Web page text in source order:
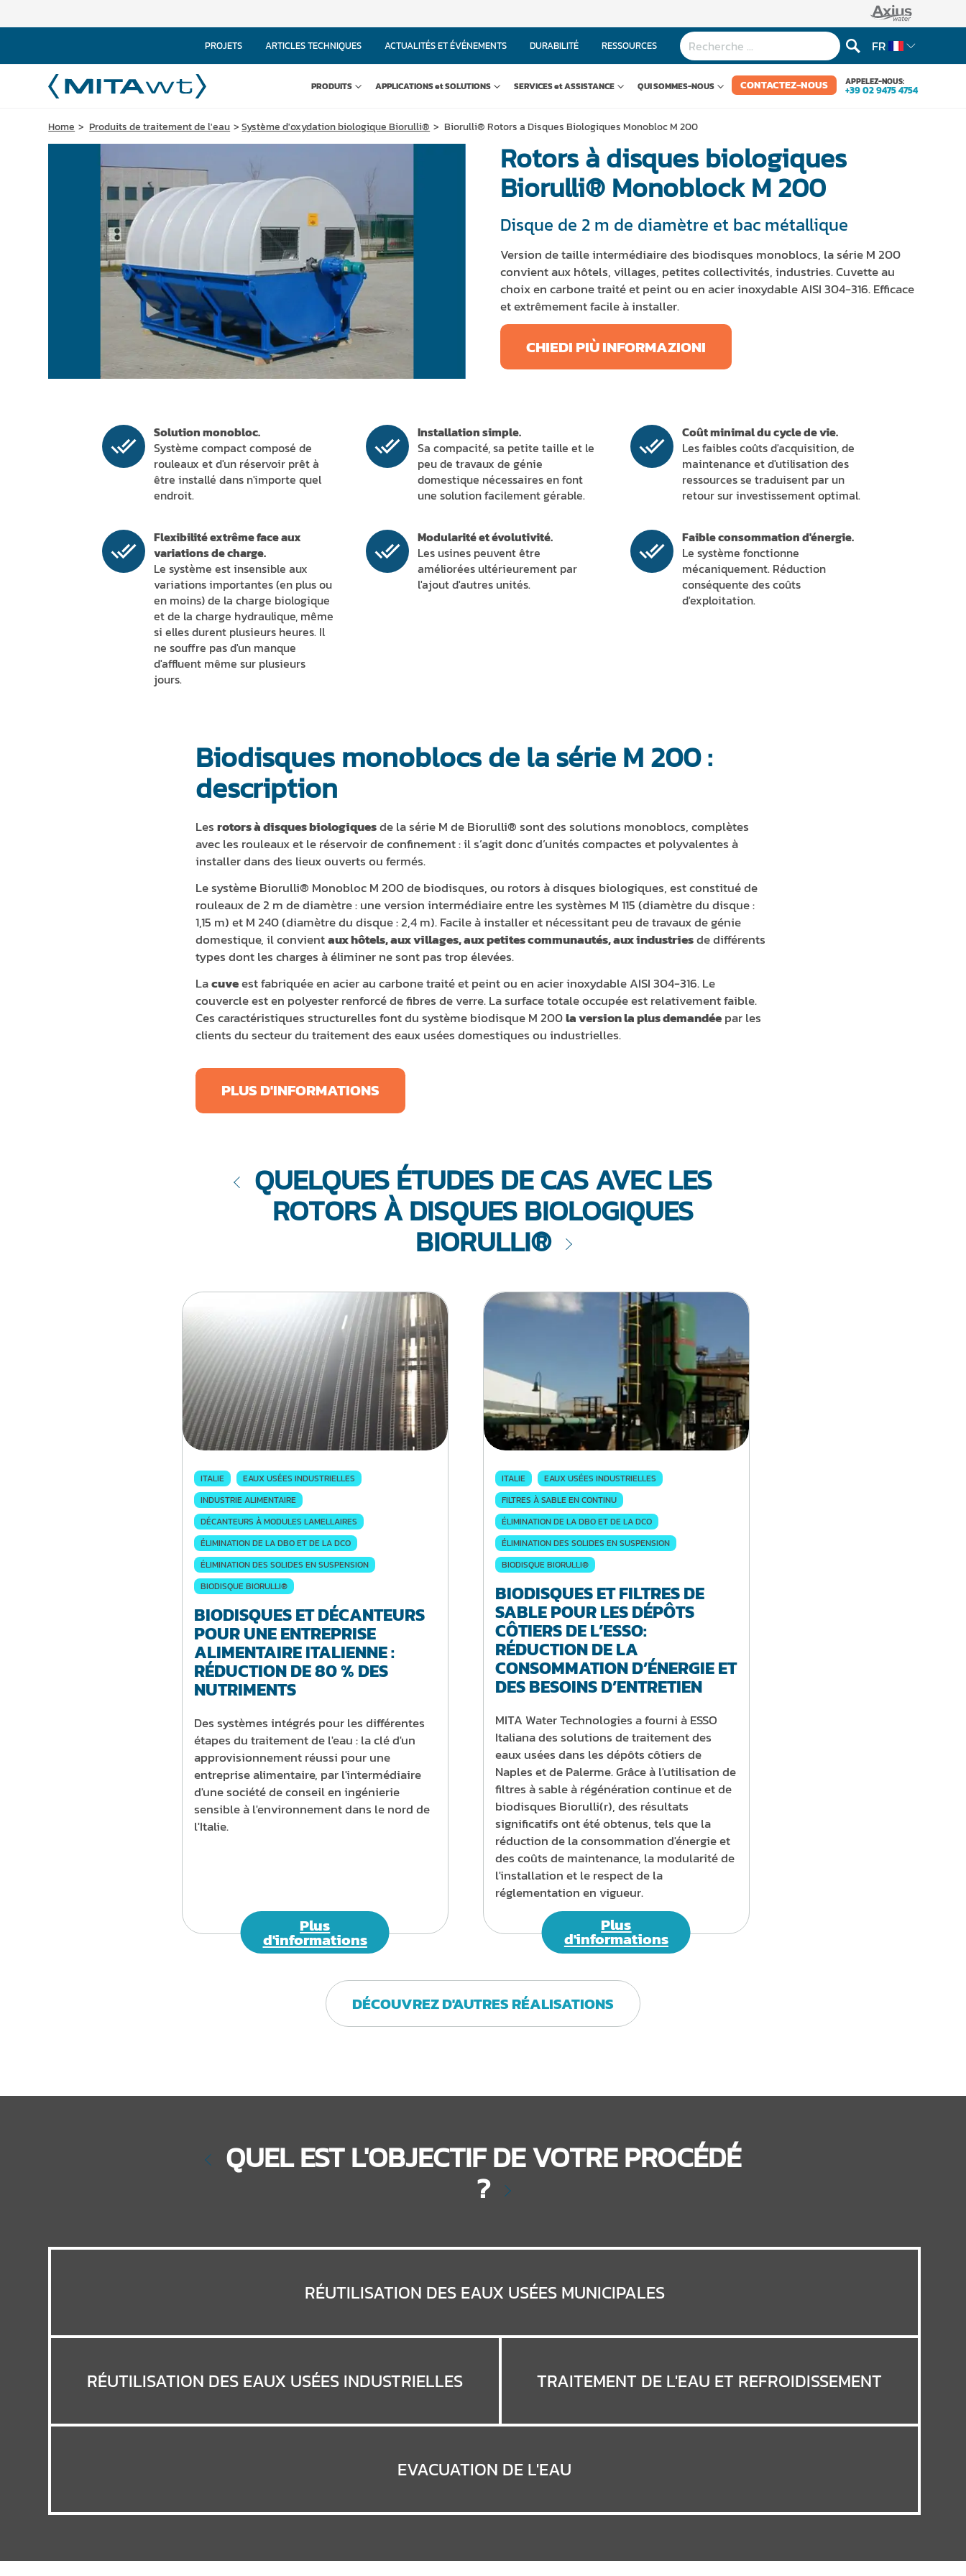
PROJETS ARTICLES TECHNIQUES ACTUALITÉS ET ÉVÉNEMENTS DURABILITÉ RESSOURCES FR
PRODUITS APPLICATIONS et SOLUTIONS SERVICES et ASSISTANCE QUI SOMMES-NOUS CONTACTEZ-NOUS APPELEZ-NOUS:
+39 02 9475 4754
Home Produits de traitement de l'eau Système d'oxydation biologique Biorulli® Biorulli® Rotors a Disques Biologiques Monobloc M 200
Rotors à disques biologiques
Biorulli® Monoblock M 200
Disque de 2 m de diamètre et bac métallique
Version de taille intermédiaire des biodisques monoblocs, la série M 200
convient aux hôtels, villages, petites collectivités, industries. Cuvette au
choix en carbone traité et peint ou en acier inoxydable AISI 304-316. Efficace
et extrêmement facile à installer.
CHIEDI PIÙ INFORMAZIONI
Solution monobloc.
Système compact composé de
rouleaux et d'un réservoir prêt à
être installé dans n'importe quel
endroit.
Installation simple.
Sa compacité, sa petite taille et le
peu de travaux de génie
domestique nécessaires en font
une solution facilement gérable.
Coût minimal du cycle de vie.
Les faibles coûts d'acquisition, de
maintenance et d'utilisation des
ressources se traduisent par un
retour sur investissement optimal.
Flexibilité extrême face aux
variations de charge.
Le système est insensible aux
variations importantes (en plus ou
en moins) de la charge biologique
et de la charge hydraulique, même
si elles durent plusieurs heures. Il
ne souffre pas d'un manque
d'affluent même sur plusieurs
jours.
Modularité et évolutivité.
Les usines peuvent être
améliorées ultérieurement par
l'ajout d'autres unités.
Faible consommation d'énergie.
Le système fonctionne
mécaniquement. Réduction
conséquente des coûts
d'exploitation.
Biodisques monoblocs de la série M 200 :
description
Lesrotors à disques biologiquesde la série M de Biorulli® sont des solutions monoblocs, complètes
avec les rouleaux et le réservoir de confinement : il s’agit donc d’unités compactes et polyvalentes à
installer dans des lieux ouverts ou fermés.
Le système Biorulli® Monobloc M 200 de biodisques, ou rotors à disques biologiques, est constitué de
rouleaux de 2 m de diamètre : une version intermédiaire entre les systèmes M 115 (diamètre du disque :
1,15 m) et M 240 (diamètre du disque : 2,4 m). Facile à installer et nécessitant peu de travaux de génie
domestique, il convientaux hôtels, aux villages, aux petites communautés, aux industriesde différents
types dont les charges à éliminer ne sont pas trop élevées.
Lacuveest fabriquée en acier au carbone traité et peint ou en acier inoxydable AISI 304-316. Le
couvercle est en polyester renforcé de fibres de verre. La surface totale occupée est relativement faible.
Ces caractéristiques structurelles font du système biodisque M 200la version la plus demandéepar les
clients du secteur du traitement des eaux usées domestiques ou industrielles.
PLUS D'INFORMATIONS
QUELQUES ÉTUDES DE CAS AVEC LES
ROTORS À DISQUES BIOLOGIQUES
BIORULLI®
ITALIE
EAUX USÉES INDUSTRIELLES
INDUSTRIE ALIMENTAIRE
DÉCANTEURS À MODULES LAMELLAIRES
ÉLIMINATION DE LA DBO ET DE LA DCO
ÉLIMINATION DES SOLIDES EN SUSPENSION
BIODISQUE BIORULLI®
BIODISQUES ET DÉCANTEURS
POUR UNE ENTREPRISE
ALIMENTAIRE ITALIENNE :
RÉDUCTION DE 80 % DES
NUTRIMENTS
Des systèmes intégrés pour les différentes
étapes du traitement de l'eau : la clé d'un
approvisionnement réussi pour une
entreprise alimentaire, par l'intermédiaire
d'une société de conseil en ingénierie
sensible à l'environnement dans le nord de
l'Italie.
Plus
d'informations
ITALIE
EAUX USÉES INDUSTRIELLES
FILTRES À SABLE EN CONTINU
ÉLIMINATION DE LA DBO ET DE LA DCO
ÉLIMINATION DES SOLIDES EN SUSPENSION
BIODISQUE BIORULLI®
BIODISQUES ET FILTRES DE
SABLE POUR LES DÉPÔTS
CÔTIERS DE L’ESSO:
RÉDUCTION DE LA
CONSOMMATION D’ÉNERGIE ET
DES BESOINS D’ENTRETIEN
MITA Water Technologies a fourni à ESSO
Italiana des solutions de traitement des
eaux usées dans les dépôts côtiers de
Naples et de Palerme. Grâce à l'utilisation de
filtres à sable à régénération continue et de
biodisques Biorulli(r), des résultats
significatifs ont été obtenus, tels que la
réduction de la consommation d'énergie et
des coûts de maintenance, la modularité de
l'installation et le respect de la
réglementation en vigueur.
Plus
d'informations
DÉCOUVREZ D'AUTRES RÉALISATIONS
QUEL EST L'OBJECTIF DE VOTRE PROCÉDÉ
?
RÉUTILISATION DES EAUX USÉES MUNICIPALES
RÉUTILISATION DES EAUX USÉES INDUSTRIELLES TRAITEMENT DE L'EAU ET REFROIDISSEMENT
EVACUATION DE L'EAU